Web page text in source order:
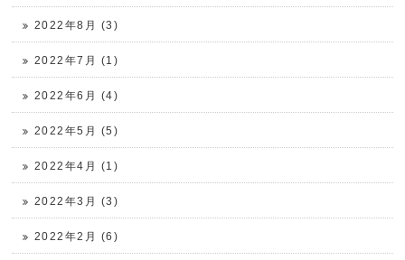
2022年8月 (3)
2022年7月 (1)
2022年6月 (4)
2022年5月 (5)
2022年4月 (1)
2022年3月 (3)
2022年2月 (6)